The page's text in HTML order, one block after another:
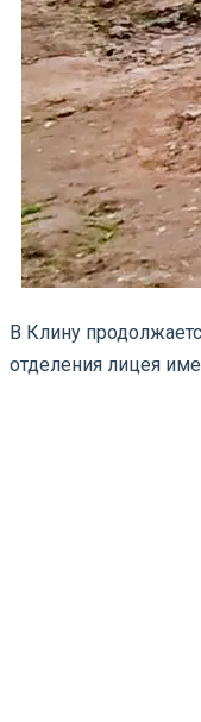
В Клину
отделения лицея